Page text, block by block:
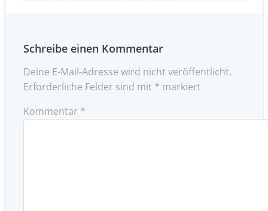
Schreibe einen Kommentar
Deine E-Mail-Adresse wird nicht veröffentlicht.
Erforderliche Felder sind mit * markiert
Kommentar *